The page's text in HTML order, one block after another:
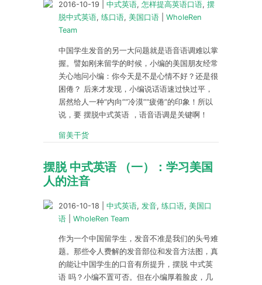
2016-10-19 中式英语, 怎样提高英语口语, 摆
脱中式英语, 练口语, 美国口语
WholeRen
Team
中国学生发音的另一大问题就是语音语调难以掌
握。譬如刚来留学的时候，小编的美国朋友经常
关心地问小编：你今天是不是心情不好？还是很
困倦？ 后来才发现，小编说话语速过快过平，
居然给人一种“内向”“冷漠”“疲倦”的印象！所以
说，要 摆脱中式英语 ，语音语调是关键啊！
留美干货
摆脱 中式英语 （一）：学习美国
人的注音
2016-10-18 中式英语, 发音, 练口语, 美国口
语
WholeRen Team
作为一个中国留学生，发音不准是我们的头号难
题。那些令人费解的发音部位和发音方法图，真
的能让中国学生的口音有所提升，摆脱 中式英
语 吗？小编不置可否。但在小编厚着脸皮，几